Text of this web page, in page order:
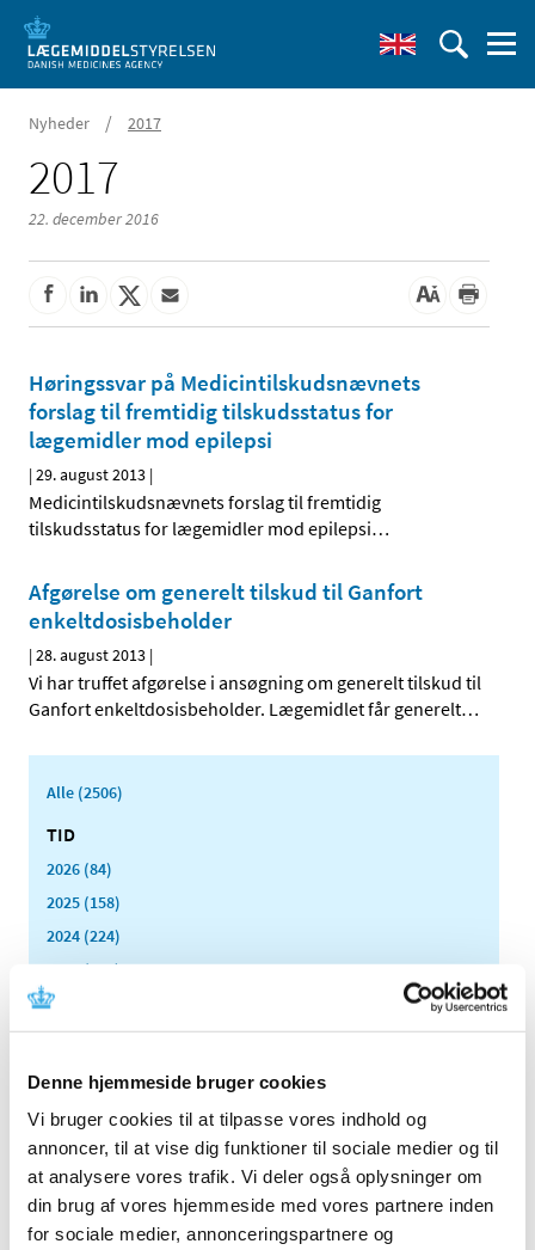
Denne hjemmeside bruger cookies
Vi bruger cookies til at tilpasse vores indhold og
annoncer, til at vise dig funktioner til sociale medier og til
at analysere vores trafik. Vi deler også oplysninger om
din brug af vores hjemmeside med vores partnere inden
for sociale medier, annonceringspartnere og
Nyheder / 2017
2017
22. december 2016
Høringssvar på Medicintilskuds­nævnets
forslag til fremtidig tilskudsstatus for
lægemidler mod epilepsi
|29. august 2013 |
Medicintilskudsnævnets forslag til fremtidig
tilskudsstatus for lægemidler mod epilepsi…
Afgørelse om generelt tilskud til Ganfort
enkeltdosis­­beholder
|28. august 2013 |
Vi har truffet afgørelse i ansøgning om generelt tilskud til
Ganfort enkeltdosisbeholder. Lægemidlet får generelt…
Alle (2506)
TID
2026 (84)
2025 (158)
2024 (224)
2023 (195)
2022 (197)
2021 (516)
2018 (150)
2017 (167)
2016 (167)
2015 (33)